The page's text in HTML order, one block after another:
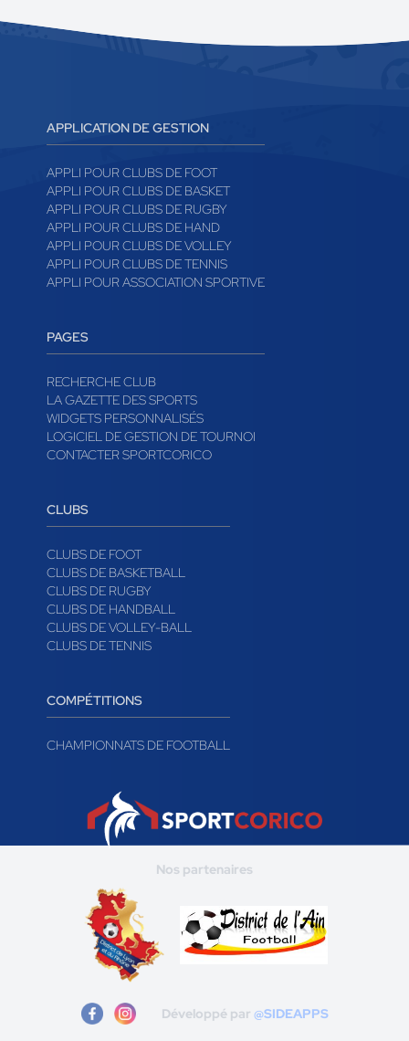
APPLICATION DE GESTION
APPLI POUR CLUBS DE FOOT
APPLI POUR CLUBS DE BASKET
APPLI POUR CLUBS DE RUGBY
APPLI POUR CLUBS DE HAND
APPLI POUR CLUBS DE VOLLEY
APPLI POUR CLUBS DE TENNIS
APPLI POUR ASSOCIATION SPORTIVE
PAGES
RECHERCHE CLUB
LA GAZETTE DES SPORTS
WIDGETS PERSONNALISÉS
LOGICIEL DE GESTION DE TOURNOI
CONTACTER SPORTCORICO
CLUBS
CLUBS DE FOOT
CLUBS DE BASKETBALL
CLUBS DE RUGBY
CLUBS DE HANDBALL
CLUBS DE VOLLEY-BALL
CLUBS DE TENNIS
COMPÉTITIONS
CHAMPIONNATS DE FOOTBALL
Nos partenaires
Développé par @SIDEAPPS